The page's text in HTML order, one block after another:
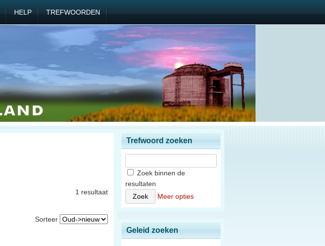
HELP TREFWOORDEN
1 resultaat
Sorteer
Trefwoord zoeken
Zoek binnen de
resultaten
Meer opties
Geleid zoeken